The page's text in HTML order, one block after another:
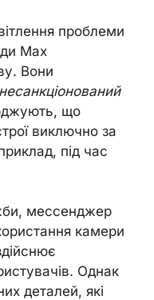
проблеми
Max
Вони
що
виключно за
під час
мессенджер
камери
Однак
деталей, які